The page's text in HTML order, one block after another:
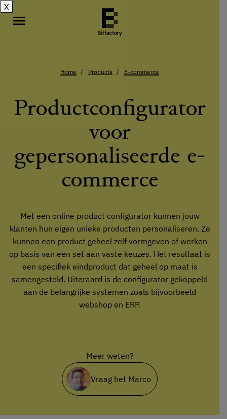
menu
Home Products E-commerce
Productconfigurator
voor
gepersonaliseerde e-
commerce
Met een online product configurator kunnen jouw
klanten hun eigen unieke producten personaliseren. Ze
kunnen een product geheel zelf vormgeven of werken
op basis van een set aan vaste keuzes. Het resultaat is
een specifiek eindproduct dat geheel op maat is
samengesteld. Uiteraard is de configurator gekoppeld
aan de belangrijke systemen zoals bijvoorbeeld
webshop en ERP.
Meer weten?
Vraag het Marco
X